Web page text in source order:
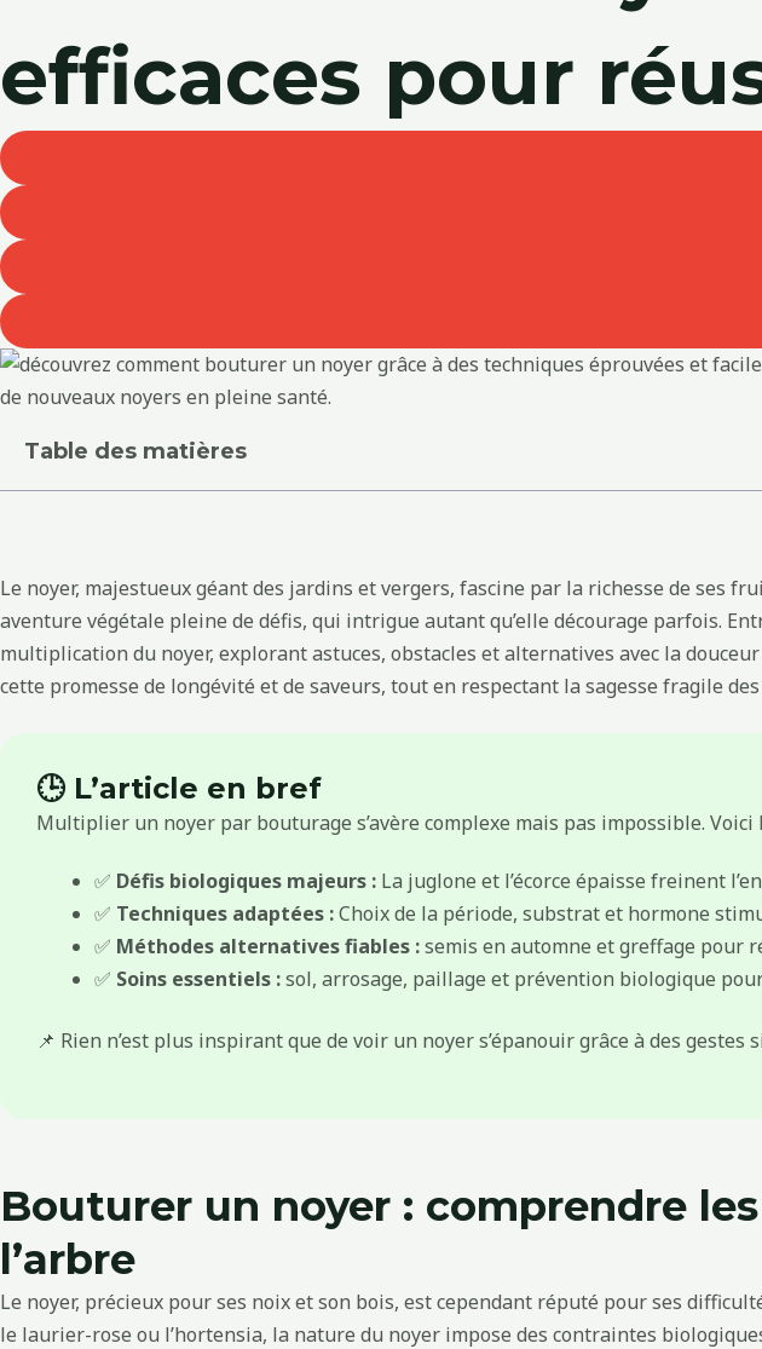
efficaces pour
Table des matières
Le noyer, majestueux géant des jardins et vergers, fascine par la richesse de
aventure végétale pleine de défis, qui intrigue autant qu’elle décourage parfois.
multiplication du noyer, explorant astuces, obstacles et alternatives avec la
cette promesse de longévité et de saveurs, tout en respectant la sagesse fragile
🕒 L’article en bref
Multiplier un noyer par bouturage s’avère complexe mais pas impossible.
✅ Défis biologiques majeurs : La juglone et l’écorce épaisse freinent
✅ Techniques adaptées :Choix de la période, substrat et hormone
✅ Méthodes alternatives fiables :semis en automne et greffage pour
✅ Soins essentiels :sol, arrosage, paillage et prévention biologique
📌 Rien n’est plus inspirant que de voir un noyer s’épanouir grâce à des gestes
Bouturer un noyer : comprendre
l’arbre
Le noyer, précieux pour ses noix et son bois, est cependant réputé pour ses
le laurier-rose ou l’hortensia, la nature du noyer impose des contraintes